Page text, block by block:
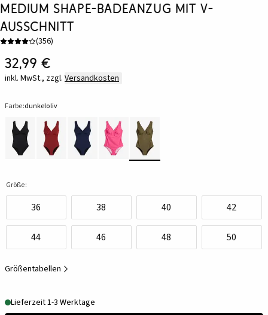
Medium Shape-Badeanzug mit V-
Ausschnitt
(356)
32,99 €
inkl. MwSt., zzgl. Versandkosten
Farbe:dunkeloliv
Größe:
36 38 40 42
44 46 48 50
Größentabellen
Lieferzeit 1-3 Werktage